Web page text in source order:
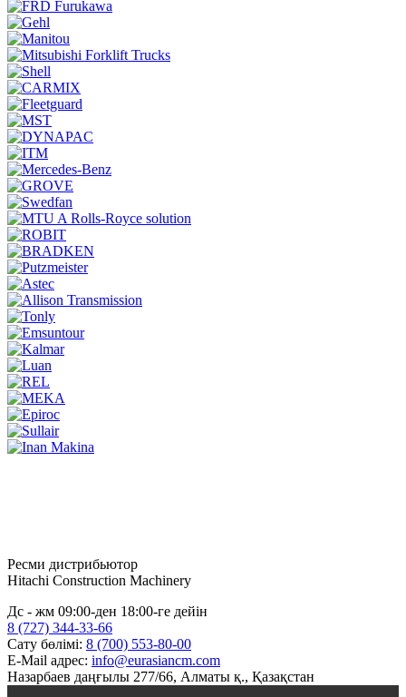
Ресми дистрибьютор
Hitachi Construction Machinery
Дс - жм 09:00-ден 18:00-ге дейін
8 (727) 344-33-66
Сату бөлімі: 8 (700) 553-80-00
E-Mail адрес: info@eurasiancm.com
Назарбаев даңғылы 277/66, Алматы қ., Қазақстан